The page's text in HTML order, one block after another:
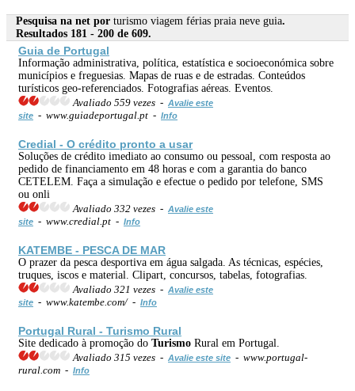
Pesquisa na net por turismo viagem férias praia neve guia.
Resultados 181 - 200 de 609.
Guia de Portugal
Informação administrativa, política, estatística e socioeconómica sobre
municípios e freguesias. Mapas de ruas e de estradas. Conteúdos
turísticos geo-referenciados. Fotografias aéreas. Eventos.
Avaliado 559 vezes - Avalie este
site - www.guiadeportugal.pt - Info
Credial - O crédito pronto a usar
Soluções de crédito imediato ao consumo ou pessoal, com resposta ao
pedido de financiamento em 48 horas e com a garantia do banco
CETELEM. Faça a simulação e efectue o pedido por telefone, SMS
ou onli
Avaliado 332 vezes - Avalie este
site - www.credial.pt - Info
KATEMBE - PESCA DE MAR
O prazer da pesca desportiva em água salgada. As técnicas, espécies,
truques, iscos e material. Clipart, concursos, tabelas, fotografias.
Avaliado 321 vezes - Avalie este
site - www.katembe.com/ - Info
Portugal Rural - Turismo Rural
Site dedicado à promoção do Turismo Rural em Portugal.
Avaliado 315 vezes - Avalie este site - www.portugal-
rural.com - Info